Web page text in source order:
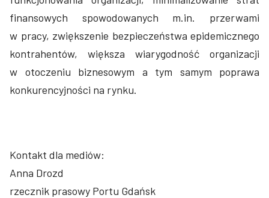
finansowych spowodowanych m.in. przerwami
w pracy, zwiększenie bezpieczeństwa epidemicznego
kontrahentów, większa wiarygodność organizacji
w otoczeniu biznesowym a tym samym poprawa
konkurencyjności na rynku.
Kontakt dla mediów:
Anna Drozd
rzecznik prasowy Portu Gdańsk